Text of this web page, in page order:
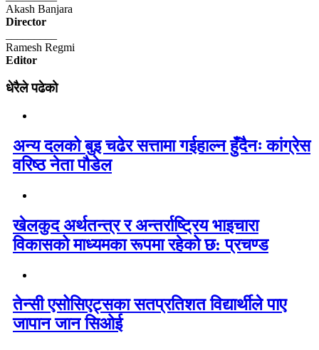
Akash Banjara
Director
Ramesh Regmi
Editor
धेरैले पढेको
अन्य दलको बुइ चढेर सत्तामा गईहाल्न हुँदैनः कांग्रेस
वरिष्ठ नेता पौडेल
खेलकुद अर्थतन्त्र र अन्तर्राष्ट्रिय भाइचारा
विकासको माध्यमका रूपमा रहेको छ: प्रचण्ड
तेन्सी एसोसिएट्सका सतप्रतिशत विद्यार्थीले पाए
जापान जान सिओई